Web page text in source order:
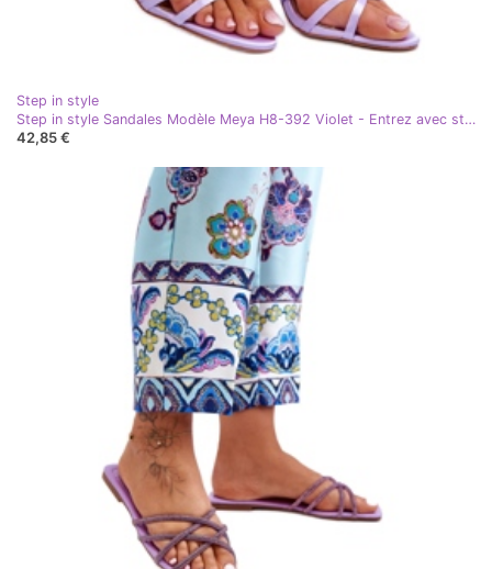
Step in style
Step in style Sandales Modèle Meya H8-392 Violet - Entrez avec style
42,85 €